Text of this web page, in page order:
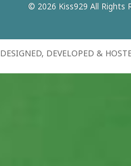
© 2026 Kiss929 All Rights
DESIGNED, DEVELOPED &